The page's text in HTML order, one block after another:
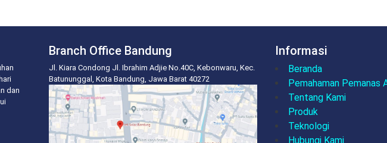
dan
Branch Office Bandung
Jl. Kiara Condong Jl. Ibrahim Adjie No.40C, Kebonwaru, Kec.
Batununggal, Kota Bandung, Jawa Barat 40272
Informasi
Beranda
Pemahaman Pemanas
Tentang Kami
Produk
Teknologi
Hubungi Kami